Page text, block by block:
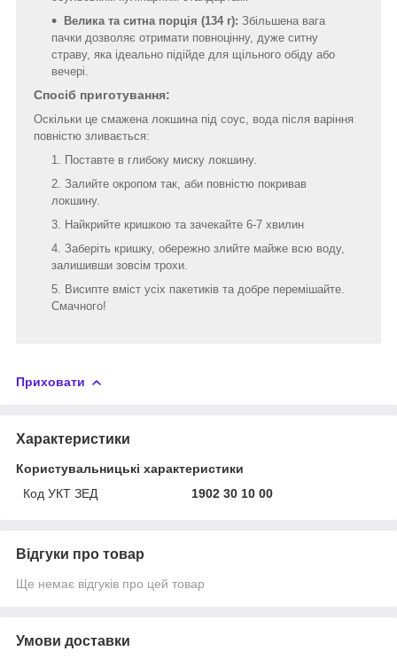
Велика та ситна порція (134 г): Збільшена вага
пачки дозволяє отримати повноцінну, дуже ситну
страву, яка ідеально підійде для щільного обіду або
вечері.
Спосіб приготування:
Оскільки це смажена локшина під соус, вода після варіння
повністю зливається:
Поставте в глибоку миску локшину.
Залийте окропом так, аби повністю покривав
локшину.
Найкрийте кришкою та зачекайте 6-7 хвилин
Заберіть кришку, обережно злийте майже всю воду,
залишивши зовсім трохи.
Висипте вміст усіх пакетиків та добре перемішайте.
Смачного!
Приховати
Характеристики
Користувальницькі характеристики
Код УКТ ЗЕД
1902 30 10 00
Відгуки про товар
Ще немає відгуків про цей товар
Умови доставки